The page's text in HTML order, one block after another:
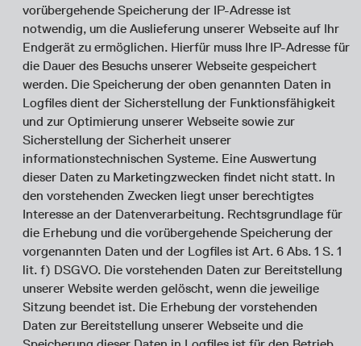
vorübergehende Speicherung der IP-Adresse ist
notwendig, um die Auslieferung unserer Webseite auf Ihr
Endgerät zu ermöglichen. Hierfür muss Ihre IP-Adresse für
die Dauer des Besuchs unserer Webseite gespeichert
werden. Die Speicherung der oben genannten Daten in
Logfiles dient der Sicherstellung der Funktionsfähigkeit
und zur Optimierung unserer Webseite sowie zur
Sicherstellung der Sicherheit unserer
informationstechnischen Systeme. Eine Auswertung
dieser Daten zu Marketingzwecken findet nicht statt. In
den vorstehenden Zwecken liegt unser berechtigtes
Interesse an der Datenverarbeitung. Rechtsgrundlage für
die Erhebung und die vorübergehende Speicherung der
vorgenannten Daten und der Logfiles ist Art. 6 Abs. 1 S. 1
lit. f) DSGVO. Die vorstehenden Daten zur Bereitstellung
unserer Website werden gelöscht, wenn die jeweilige
Sitzung beendet ist. Die Erhebung der vorstehenden
Daten zur Bereitstellung unserer Webseite und die